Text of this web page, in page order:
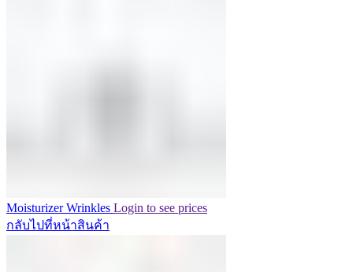
Moisturizer Wrinkles Login to see prices
กลับไปที่หน้าสินค้า